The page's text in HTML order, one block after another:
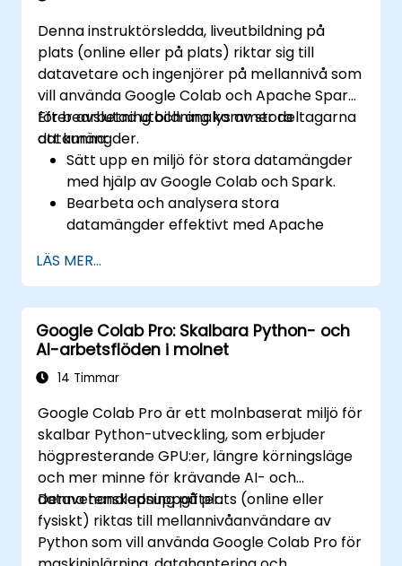
Denna instruktörsledda, liveutbildning på
plats (online eller på plats) riktar sig till
datavetare och ingenjörer på mellannivå som
vill använda Google Colab och Apache Spark
för bearbetning och analys av stora
datamängder.
Efter avslutad utbildning kommer deltagarna
att kunna:
Sätt upp en miljö för stora datamängder
med hjälp av Google Colab och Spark.
Bearbeta och analysera stora
datamängder effektivt med Apache
Visualisera stora datamängder i en
samarbetsmiljö.
Integrera Apache Spark med
molnbaserade verktyg.
LÄS MER...
Google Colab Pro: Skalbara Python- och
AI-arbetsflöden i molnet
14 Timmar
Google Colab Pro är ett molnbaserat miljö för
skalbar Python-utveckling, som erbjuder
högpresterande GPU:er, längre körningsläge
och mer minne för krävande AI- och
datavetenskapsuppgifter.
Denna handledning på plats (online eller
fysiskt) riktas till mellannivåanvändare av
Python som vill använda Google Colab Pro för